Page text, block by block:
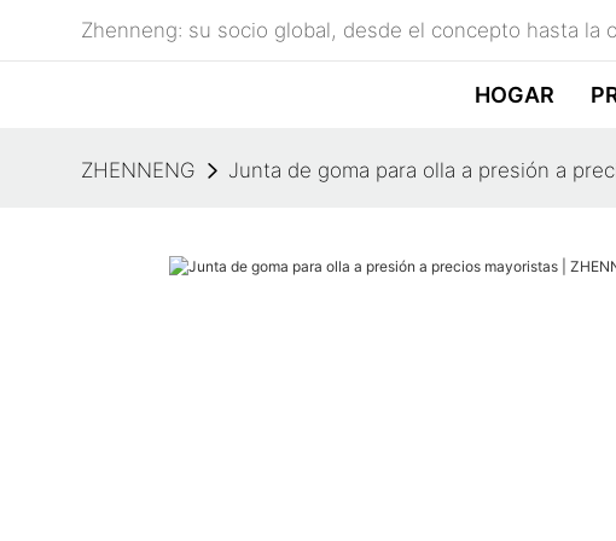
Zhenneng: su socio global, desde el concepto hasta la
HOGAR
ZHENNENG Junta de goma para olla a presión a